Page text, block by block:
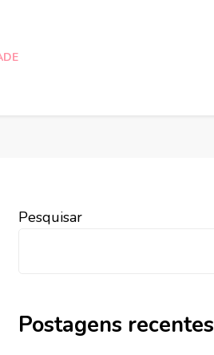
Pesquisar
Postagens recentes